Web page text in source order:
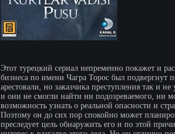
Этот турецкий сериал непременно покажет и
бизнеса по имени Чагра Торос был
арестовали, но заказчика преступления так и
и они не смогли найти ни подозреваемого, ни
возможность узнать о реальной опасности и
Поэтому он до сих пор спокойно может
преследует цель обнаружить его и по этой